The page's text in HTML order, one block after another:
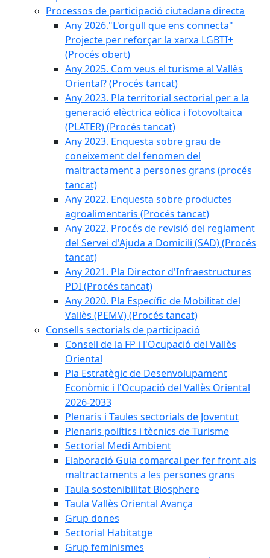
Processos de participació ciutadana directa
Any 2026."L'orgull que ens connecta"
Projecte per reforçar la xarxa LGBTI+
(Procés obert)
Any 2025. Com veus el turisme al Vallès
Oriental? (Procés tancat)
Any 2023. Pla territorial sectorial per a la
generació elèctrica eòlica i fotovoltaica
(PLATER) (Procés tancat)
Any 2023. Enquesta sobre grau de
coneixement del fenomen del
maltractament a persones grans (procés
tancat)
Any 2022. Enquesta sobre productes
agroalimentaris (Procés tancat)
Any 2022. Procés de revisió del reglament
del Servei d'Ajuda a Domicili (SAD) (Procés
tancat)
Any 2021. Pla Director d'Infraestructures
PDI (Procés tancat)
Any 2020. Pla Específic de Mobilitat del
Vallès (PEMV) (Procés tancat)
Consells sectorials de participació
Consell de la FP i l'Ocupació del Vallès
Oriental
Pla Estratègic de Desenvolupament
Econòmic i l'Ocupació del Vallès Oriental
2026-2033
Plenaris i Taules sectorials de Joventut
Plenaris polítics i tècnics de Turisme
Sectorial Medi Ambient
Elaboració Guia comarcal per fer front als
maltractaments a les persones grans
Taula sostenibilitat Biosphere
Taula Vallès Oriental Avança
Grup dones
Sectorial Habitatge
Grup feminismes